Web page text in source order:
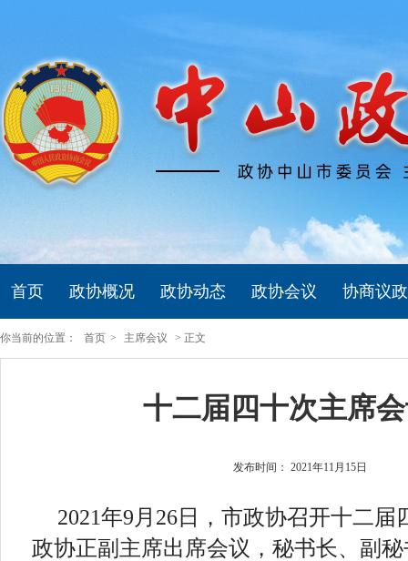
首页 政协概况 政协动态 政协会议 协商议政
你当前的位置： 首页 > 主席会议 > 正文
十二届四十次主席
发布时间： 2021年11月15日
2021年9月26日，市政协召开十二
政协正副主席出席会议，秘书长、副